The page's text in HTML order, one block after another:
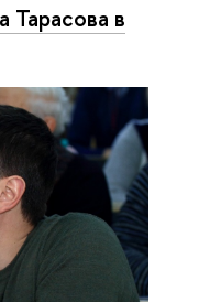
Тарасова в